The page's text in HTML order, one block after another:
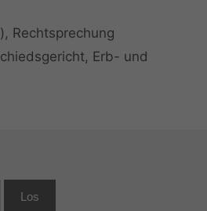
, Rechtsprechung
, Erb- und